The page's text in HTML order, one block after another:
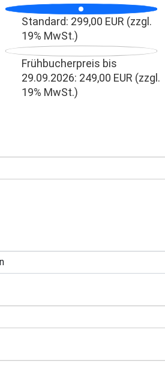
Buchungspreis
Standard: 299,00 EUR (zzgl.
19% MwSt.)
Frühbucherpreis bis
29.09.2026: 249,00 EUR (zzgl.
19% MwSt.)